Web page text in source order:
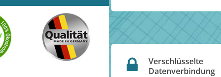
Verschlüsselte
Datenverbindung